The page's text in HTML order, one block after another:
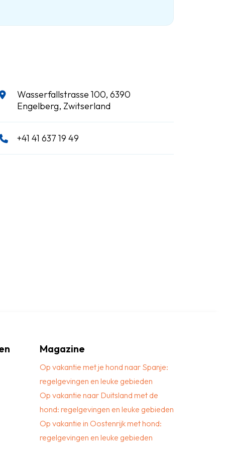
Wasserfallstrasse 100, 6390
Engelberg, Zwitserland
+41 41 637 19 49
Magazine
Op vakantie met je hond naar Spanje:
regelgevingen en leuke gebieden
Op vakantie naar Duitsland met de
hond: regelgevingen en leuke gebieden
Op vakantie in Oostenrijk met hond:
regelgevingen en leuke gebieden